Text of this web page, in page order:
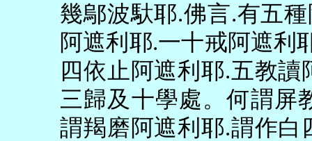
幾鄔波馱耶.佛言.有五
阿遮利耶.一十戒阿遮利
四依止阿遮利耶.五教讀
三歸及十學處。何謂屏
謂羯磨阿遮利耶.謂作白